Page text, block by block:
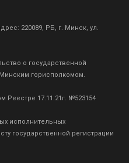
220089, РБ, г. Минск, ул.
о государственной
Минским горисполкомом.
Реестре 17.11.21г. №523154
исполнительных
государственной регистрации